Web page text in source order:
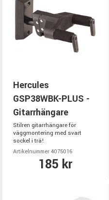
Hercules
GSP38WBK-PLUS -
Gitarrhängare
Stilren gitarrhängare för
väggmontering med svart
sockel i trä!
Artikelnummer 4075016
185 kr